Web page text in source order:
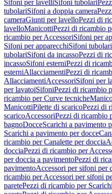
Sifoni per lavelliSifoni tubolari
tubolariSifoni a doppia camera
cameraGiunti per lavelloPezzi di
lavelloManicottiPezzi di ricambio
ricambio per AccessoriSifoni per
Sifoni per apparecchiSifoni tubolari
tubolariSifoni da incassoPezzi di
incassoSifoni esterniPezzi di
esterniAllacciamentiPezzi di
AllacciamentiAccessoriSifoni per
per lavatoiSifoniPezzi di ricambio
ricambio per Curve tecniche
ManicottiPilette di scaricoPezzi di
scaricoAccessoriPezzi di ricambio
bagnoDocceScarichi a pavimento
Scarichi a pavimento per docce
ricambio per Canalette per doccia
docciaPezzi di ricambio per
per doccia a pavimentoPezzi di
pavimentoAccessori per sifoni per
ricambio per Accessori per sifoni
paretePezzi di ricambio per